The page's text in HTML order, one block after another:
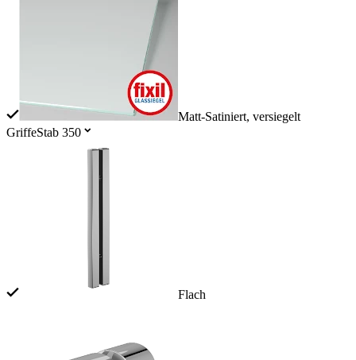
Matt-Satiniert, versiegelt
GriffeStab 350
Flach